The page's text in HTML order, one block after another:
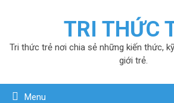
TRI THỨC
Tri thức trẻ nơi chia sẻ những kiến thức,
giới trẻ.
Menu